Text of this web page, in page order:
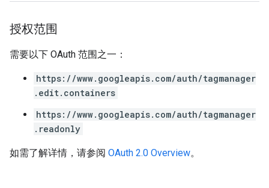
授权范围
需要以下 OAuth 范围之一：
https://www.googleapis.com/auth/tagmanager
.edit.containers
https://www.googleapis.com/auth/tagmanager
.readonly
如需了解详情，请参阅 OAuth 2.0 Overview。